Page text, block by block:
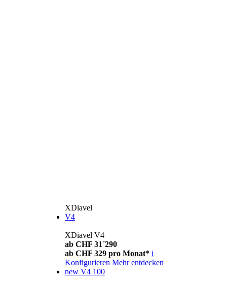
XDiavel
V4
XDiavel V4
ab CHF 31´290
ab CHF 329 pro Monat* i
Konfigurieren Mehr entdecken
new V4 100